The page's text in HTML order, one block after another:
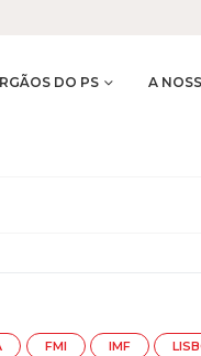
DO PS A
FMI IMF